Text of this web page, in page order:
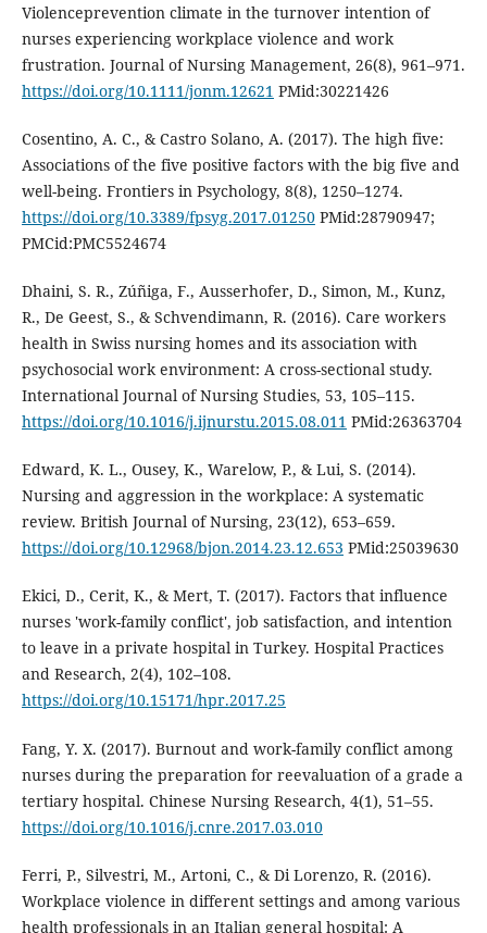
Violenceprevention climate in the turnover intention of
nurses experiencing workplace violence and work
frustration. Journal of Nursing Management, 26(8), 961–971.
https://doi.org/10.1111/jonm.12621 PMid:30221426
Cosentino, A. C., & Castro Solano, A. (2017). The high five:
Associations of the five positive factors with the big five and
well-being. Frontiers in Psychology, 8(8), 1250–1274.
https://doi.org/10.3389/fpsyg.2017.01250PMid:28790947;
PMCid:PMC5524674
Dhaini, S. R., Zúñiga, F., Ausserhofer, D., Simon, M., Kunz,
R., De Geest, S., & Schvendimann, R. (2016). Care workers
health in Swiss nursing homes and its association with
psychosocial work environment: A cross-sectional study.
International Journal of Nursing Studies, 53, 105–115.
https://doi.org/10.1016/j.ijnurstu.2015.08.011 PMid:26363704
Edward, K. L., Ousey, K., Warelow, P., & Lui, S. (2014).
Nursing and aggression in the workplace: A systematic
review. British Journal of Nursing, 23(12), 653–659.
https://doi.org/10.12968/bjon.2014.23.12.653 PMid:25039630
Ekici, D., Cerit, K., & Mert, T. (2017). Factors that influence
nurses 'work-family conflict', job satisfaction, and intention
to leave in a private hospital in Turkey. Hospital Practices
and Research, 2(4), 102–108.
https://doi.org/10.15171/hpr.2017.25
Fang, Y. X. (2017). Burnout and work-family conflict among
nurses during the preparation for reevaluation of a grade a
tertiary hospital. Chinese Nursing Research, 4(1), 51–55.
https://doi.org/10.1016/j.cnre.2017.03.010
Ferri, P., Silvestri, M., Artoni, C., & Di Lorenzo, R. (2016).
Workplace violence in different settings and among various
health professionals in an Italian general hospital: A